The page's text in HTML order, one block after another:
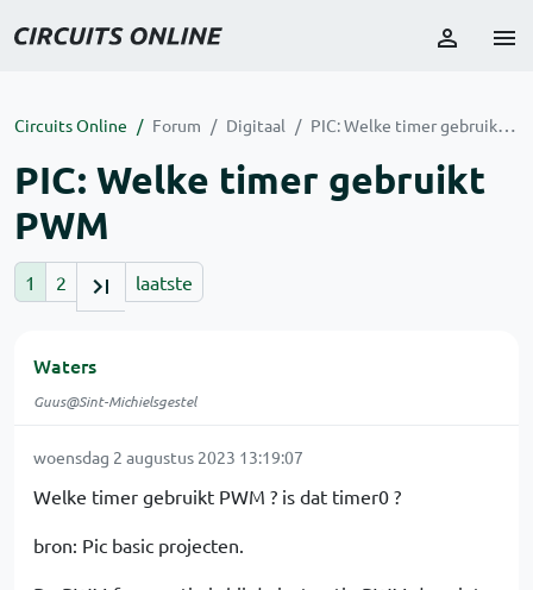
Circuits Online Forum Digitaal PIC: Welke timer gebruikt PWM
PIC: Welke timer gebruikt
PWM
1 2 laatste
Waters
Guus@Sint-Michielsgestel
woensdag 2 augustus 2023 13:19:07
Welke timer gebruikt PWM ? is dat timer0 ?
bron: Pic basic projecten.